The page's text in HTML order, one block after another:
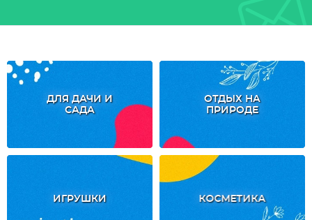
ДЛЯ ДАЧИ И
САДА
ОТДЫХ НА
ПРИРОДЕ
ИГРУШКИ КОСМЕТИКА